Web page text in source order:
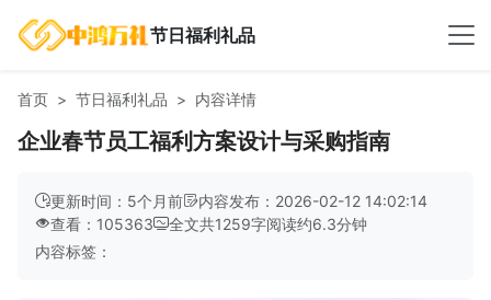
节日福利礼品
首页 节日福利礼品 内容详情
企业春节员工福利方案设计与采购指南
更新时间：5个月前
内容发布：2026-02-12 14:02:14
查看：105363
全文共1259字阅读约6.3分钟
内容标签：